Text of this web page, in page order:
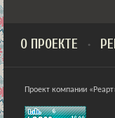
О ПРОЕКТЕ
Проект компании